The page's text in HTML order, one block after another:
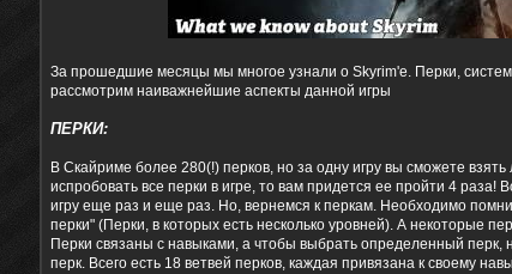
За прошедшие месяцы мы многое узнали о Skyrim'е. Перки,
рассмотрим наиважнейшие аспекты данной игры
ПЕРКИ:
В Скайриме более 280(!) перков, но за одну игру вы сможете
испробовать все перки в игре, то вам придется ее пройти 4 раза!
игру еще раз и еще раз. Но, вернемся к перкам. Необходимо
перки" (Перки, в которых есть несколько уровней). А некоторые
Перки связаны с навыками, а чтобы выбрать определенный
перк. Всего есть 18 ветвей перков, каждая привязана к своему